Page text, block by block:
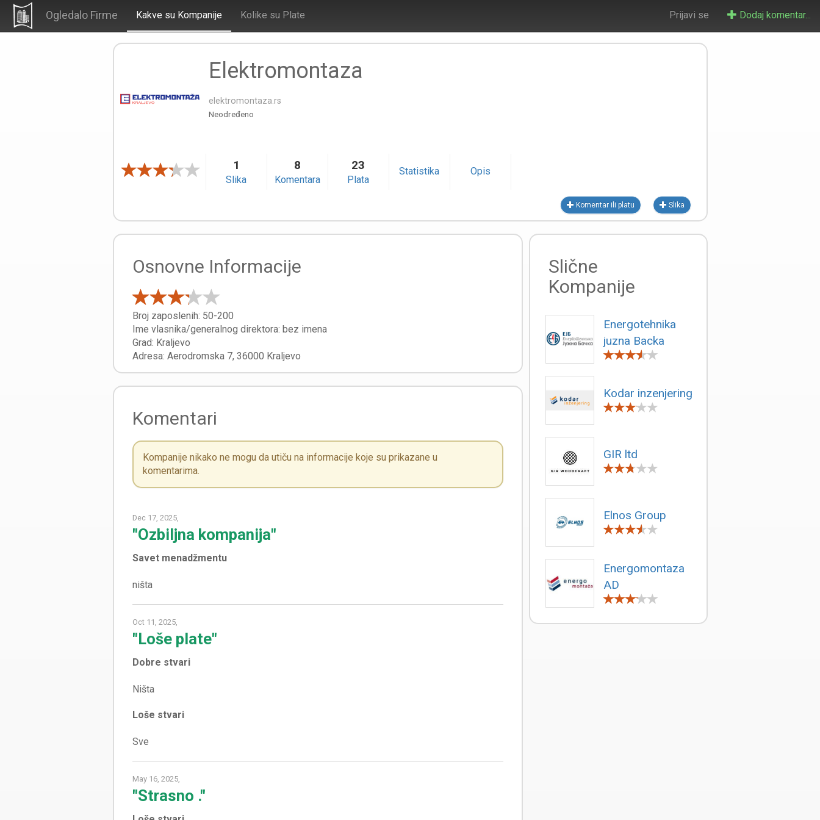
Ogledalo Firme Kakve su Kompanije Kolike su Plate Prijavi se Dodaj komentar...
Elektromontaza
elektromontaza.rs
Neodređeno
1
Slika
8
Komentara
23
Plata
Statistika Opis
Komentar ili platu Slika
Osnovne Informacije
Broj zaposlenih: 50-200
Ime vlasnika/generalnog direktora: bez imena
Grad: Kraljevo
Adresa: Aerodromska 7, 36000 Kraljevo
Komentari
Kompanije nikako ne mogu da utiču na informacije koje su prikazane u
komentarima.
Dec 17, 2025,
"Ozbiljna kompanija"
Savet menadžmentu
ništa
Oct 11, 2025,
"Loše plate"
Dobre stvari
Ništa
Loše stvari
May 16, 2025,
"Strasno ."
Slične
Kompanije
Energotehnika
juzna Backa
Kodar inzenjering
GIR ltd
Elnos Group
Energomontaza
AD